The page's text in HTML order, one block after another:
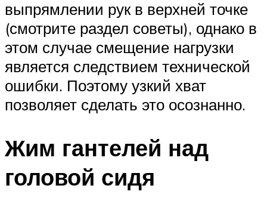
выпрямлении рук в верхней точке
(смотрите раздел советы), однако в
этом случае смещение нагрузки
является следствием технической
ошибки. Поэтому узкий хват
позволяет сделать это осознанно.
Жим гантелей над
головой сидя